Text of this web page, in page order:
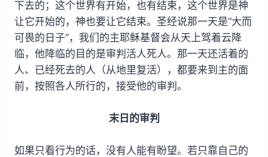
下去的；这个世界有开始，也有结束，这个世界是神
让它开始的，神也要让它结束。圣经说那一天是“大而
可畏的日子”，我们的主耶稣基督会从天上驾着云降
临，他降临的目的是审判活人死人。那一天还活着的
人、已经死去的人（从地里复活），都要来到主的面
前，按照各人所行的，接受他的审判。
末日的审判
如果只看行为的话，没有人能有盼望。若只靠自己的